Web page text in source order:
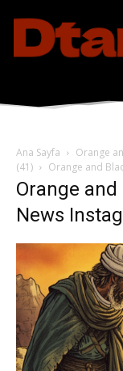
Ana Sayfa
Orange
(41)
Orange and
Orange
News